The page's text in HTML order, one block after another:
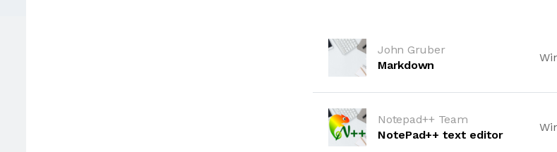
John Gruber
Markdown
Notepad++ Team
NotePad++ text editor